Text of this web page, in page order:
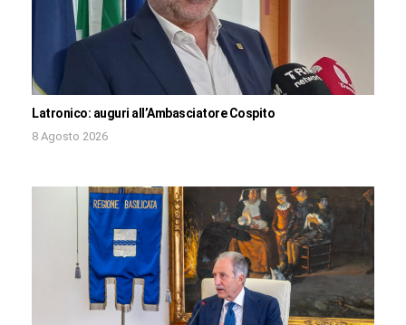
Latronico: auguri all’Ambasciatore Cospito
8 Agosto 2026